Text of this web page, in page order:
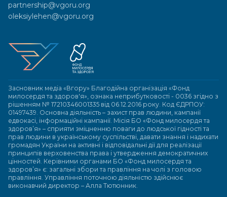
partnership@vgoru.org
oleksiylehen@vgoru.org
Засновник медіа «Вгору» Благодійна організація «Фонд
милосердя та здоров'я», ознака неприбутковості - 0036 згідно з
рішенням № 17210346001335 від 06.12.2016 року. Код ЄДРПОУ:
01497439. Основна діяльність – захист прав людини, кампанії
едвокасі, інформаційні кампанії. Місія БО «Фонд милосердя та
здоров’я» – сприяти зміцненню поваги до людської гідності та
прав людини в українському суспільстві, давати знання і надихати
громадян України на активні і відповідальні дії для реалізації
принципів верховенства права і утвердження демократичних
цінностей. Керівними органами БО «Фонд милосердя та
здоров’я» є: загальні збори та правління на чолі з головою
правління. Управління поточною діяльністю здійснює
виконавчий директор – Алла Тютюнник.